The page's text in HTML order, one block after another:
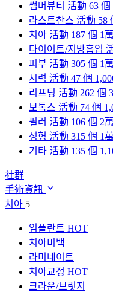
썸머뷰티 活動 63 個
라스트찬스 活動 58
치아 活動 187 個 1
다이어트/지방흡입
피부 活動 305 個 1
시력 活動 47 個
리프팅 活動 262 個
보톡스 活動 74 個
필러 活動 106 個 2
성형 活動 315 個 1
기타 活動 135 個
社群
手術資訊
치아 5
임플란트 HOT
치아미백
라미네이트
치아교정 HOT
크라운/브릿지